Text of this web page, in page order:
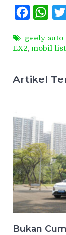
Facebook
geely auto
EX2, mobil
Artikel
Bukan